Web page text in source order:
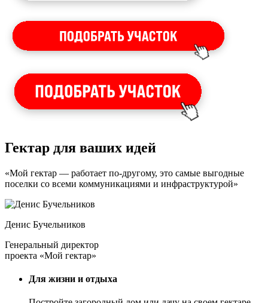
Гектар для ваших идей
«Мой гектар — работает по-другому, это самые выгодные
поселки со всеми коммуникациями и инфраструктурой»
Денис Бучельников
Генеральный директор
проекта «Мой гектар»
Для жизни и отдыха